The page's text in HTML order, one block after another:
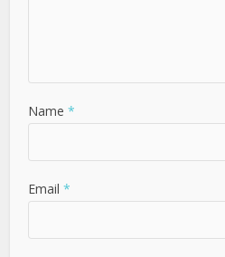
Name *
Email *